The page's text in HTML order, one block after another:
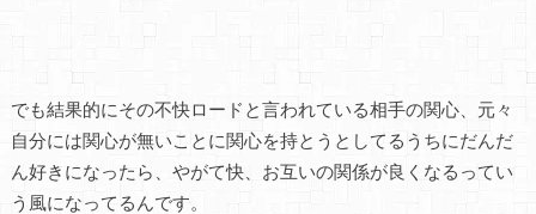
でも結果的にその不快ロードと言われている相手の関心、元々
自分には関心が無いことに関心を持とうとしてるうちにだんだ
ん好きになったら、やがて快、お互いの関係が良くなるってい
う風になってるんです。